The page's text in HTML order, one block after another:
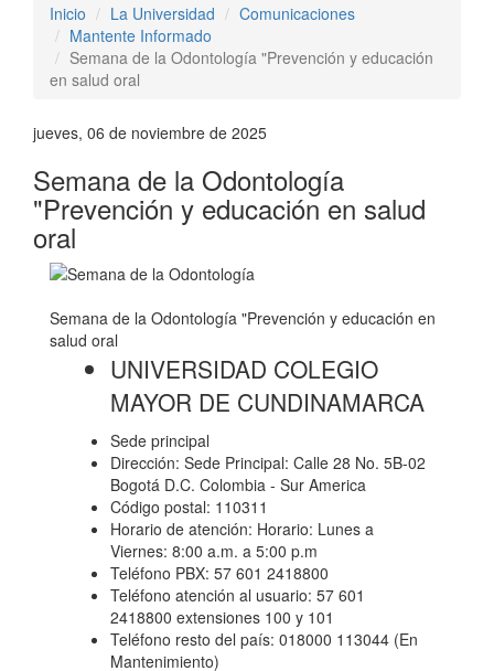
Inicio
La Universidad
Comunicaciones
Mantente Informado
Semana de la Odontología "Prevención y educación
en salud oral
jueves, 06 de noviembre de 2025
Semana de la Odontología
"Prevención y educación en salud
oral
Semana de la Odontología "Prevención y educación en
salud oral
UNIVERSIDAD COLEGIO
MAYOR DE CUNDINAMARCA
Sede principal
Dirección: Sede Principal: Calle 28 No. 5B-02
Bogotá D.C. Colombia - Sur America
Código postal: 110311
Horario de atención: Horario: Lunes a
Viernes: 8:00 a.m. a 5:00 p.m
Teléfono PBX: 57 601 2418800
Teléfono atención al usuario: 57 601
2418800 extensiones 100 y 101
Teléfono resto del país: 018000 113044 (En
Mantenimiento)